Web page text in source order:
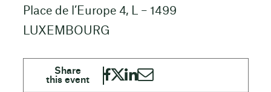
Place de l’Europe 4, L – 1499
LUXEMBOURG